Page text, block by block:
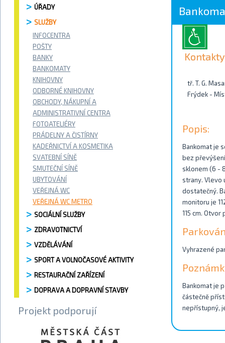
ÚŘADY
SLUŽBY
INFOCENTRA
POŠTY
BANKY
BANKOMATY
KNIHOVNY
ODBORNÉ KNIHOVNY
OBCHODY, NÁKUPNÍ A
ADMINISTRATIVNÍ CENTRA
FOTOATELIÉRY
PRÁDELNY A ČISTÍRNY
KADEŘNICTVÍ A KOSMETIKA
SVATEBNÍ SÍNĚ
SMUTEČNÍ SÍNĚ
UBYTOVÁNÍ
VEŘEJNÁ WC
VEŘEJNÁ WC METRO
SOCIÁLNÍ SLUŽBY
ZDRAVOTNICTVÍ
VZDĚLÁVÁNÍ
SPORT A VOLNOČASOVÉ AKTIVITY
RESTAURAČNÍ ZAŘÍZENÍ
DOPRAVA A DOPRAVNÍ STAVBY
Projekt podporují
Kontakty
tř. T. G.
Frýdek -
Popis:
Bankomat je
bez
sklonem (6 -
strany. Vlevo
dostatečný.
monitoru je
115 cm.
Vyhrazené
Bankomat je
částečně
nepřístupný,